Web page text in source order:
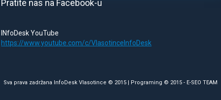
Pratite nas na Facebook-u
INfoDesk YouTube
https://www.youtube.com/c/VlasotinceInfoDesk
Sva prava zadržana InfoDesk Vlasotince © 2015 | Programing © 2015 - E-SEO TEAM